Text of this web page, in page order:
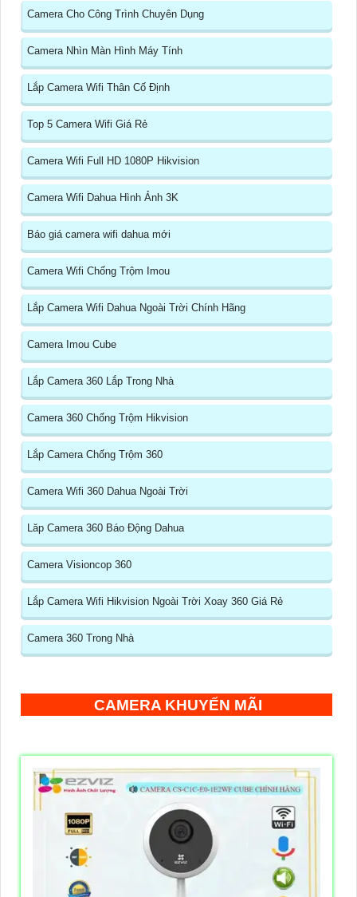
Camera Cho Công Trình Chuyên Dụng
Camera Nhìn Màn Hình Máy Tính
Lắp Camera Wifi Thân Cố Định
Top 5 Camera Wifi Giá Rẻ
Camera Wifi Full HD 1080P Hikvision
Camera Wifi Dahua Hình Ảnh 3K
Báo giá camera wifi dahua mới
Camera Wifi Chống Trộm Imou
Lắp Camera Wifi Dahua Ngoài Trời Chính Hãng
Camera Imou Cube
Lắp Camera 360 Lắp Trong Nhà
Camera 360 Chống Trộm Hikvision
Lắp Camera Chống Trộm 360
Camera Wifi 360 Dahua Ngoài Trời
Lăp Camera 360 Báo Động Dahua
Camera Visioncop 360
Lắp Camera Wifi Hikvision Ngoài Trời Xoay 360 Giá Rẻ
Camera 360 Trong Nhà
CAMERA KHUYẾN MÃI